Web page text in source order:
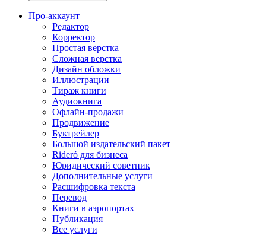
Про-аккаунт
Редактор
Корректор
Простая верстка
Сложная верстка
Дизайн обложки
Иллюстрации
Тираж книги
Аудиокнига
Офлайн-продажи
Продвижение
Буктрейлер
Большой издательский пакет
Rideró для бизнеса
Юридический советник
Дополнительные услуги
Расшифровка текста
Перевод
Книги в аэропортах
Публикация
Все услуги